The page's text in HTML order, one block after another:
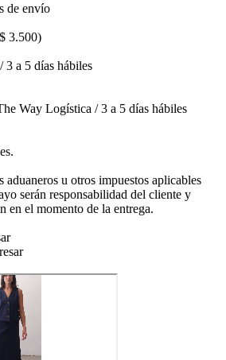
de envío
3.500)
a 5 días hábiles
Way Logística / 3 a 5 días hábiles
aduaneros u otros impuestos aplicables
serán responsabilidad del cliente y
en el momento de la entrega.